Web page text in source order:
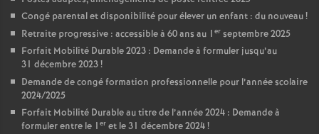
Congé parental et disponibilité pour élever un enfant : du nouveau!
Retraite progressive : accessible à 60 ans au 1 er septembre 2025
Forfait Mobilité Durable 2023 : Demande à formuler jusqu’au
31 décembre 2023!
Demande de congé formation professionnelle pour l’année scolaire
2024/2025
Forfait Mobilité Durable au titre de l’année 2024 : Demande à
formuler entre le 1 er et le 31 décembre 2024!